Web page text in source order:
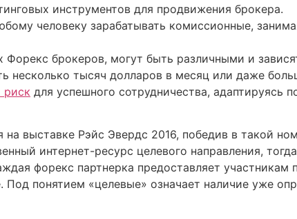
инструментов для продвижения брокера.
человеку зарабатывать комиссионные,
брокеров, могут быть различными и
несколько тысяч долларов в месяц или даже
риск для успешного сотрудничества, адаптируясь
выставке Рэйс Эвердс 2016, победив в такой
интернет-ресурс целевого направления,
форекс партнерка предоставляет участникам
понятием «целевые» означает наличие уже